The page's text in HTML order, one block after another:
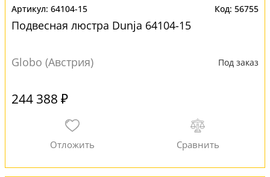
64104-15 56755
Подвесная люстра Dunja 64104-15
Globo (Австрия) Под заказ
244 388 ₽